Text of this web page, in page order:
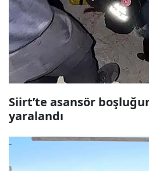
Siirt’te asansör
yaralandı